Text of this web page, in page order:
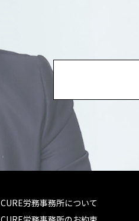
CURE労務事務所について